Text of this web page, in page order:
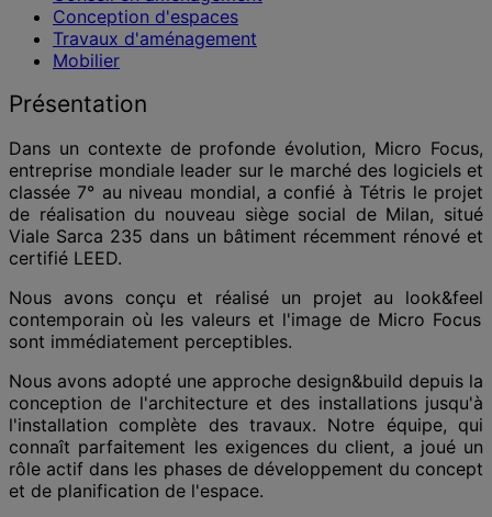
Conception d'espaces
Travaux d'aménagement
Mobilier
Présentation
Dans un contexte de profonde évolution, Micro Focus,
entreprise mondiale leader sur le marché des logiciels et
classée 7° au niveau mondial, a confié à Tétris le projet
de réalisation du nouveau siège social de Milan, situé
Viale Sarca 235 dans un bâtiment récemment rénové et
certifié LEED.
Nous avons conçu et réalisé un projet au look&feel
contemporain où les valeurs et l'image de Micro Focus
sont immédiatement perceptibles.
Nous avons adopté une approche design&build depuis la
conception de l'architecture et des installations jusqu'à
l'installation complète des travaux. Notre équipe, qui
connaît parfaitement les exigences du client, a joué un
rôle actif dans les phases de développement du concept
et de planification de l'espace.